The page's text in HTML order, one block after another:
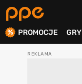
PROMOCJE GRY